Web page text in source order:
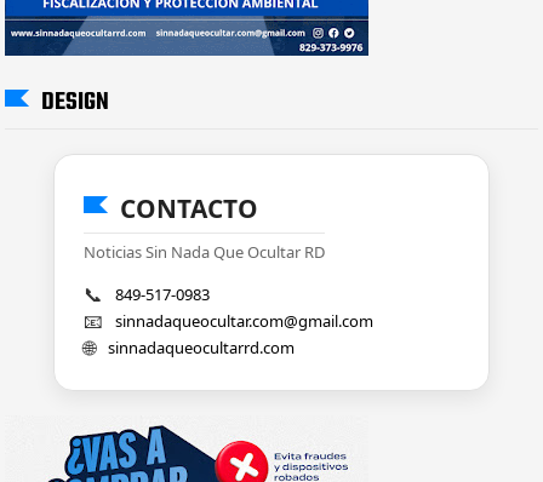
DESIGN
CONTACTO
Noticias Sin Nada Que Ocultar RD
📞 849-517-0983
📧 sinnadaqueocultar.com@gmail.com
🌐 sinnadaqueocultarrd.com